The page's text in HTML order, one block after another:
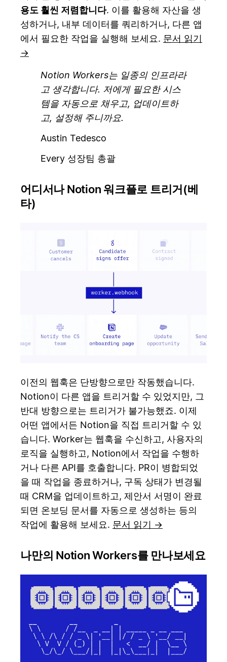
용도 훨씬 저렴합니다. 이를 활용해 자산을 생
성하거나, 내부 데이터를 쿼리하거나, 다른 앱
에서 필요한 작업을 실행해 보세요. 문서 읽기
→
Notion Workers는 일종의 인프라라
고 생각합니다. 저에게 필요한 시스
템을 자동으로 채우고, 업데이트하
고, 설정해 주니까요.
Austin Tedesco
Every 성장팀 총괄
어디서나 Notion 워크플로 트리거(베
타)
이전의 웹훅은 단방향으로만 작동했습니다.
Notion이 다른 앱을 트리거할 수 있었지만, 그
반대 방향으로는 트리거가 불가능했죠. 이제
어떤 앱에서든 Notion을 직접 트리거할 수 있
습니다. Worker는 웹훅을 수신하고, 사용자의
로직을 실행하고, Notion에서 작업을 수행하
거나 다른 API를 호출합니다. PR이 병합되었
을 때 작업을 종료하거나, 구독 상태가 변경될
때 CRM을 업데이트하고, 제안서 서명이 완료
되면 온보딩 문서를 자동으로 생성하는 등의
작업에 활용해 보세요. 문서 읽기 →
나만의 Notion Workers를 만나보세요